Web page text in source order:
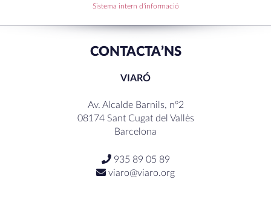
RECENT COMMENTS
Sistema intern d'informació
CONTACTA’NS
VIARÓ
Av. Alcalde Barnils, nº2
08174 Sant Cugat del Vallès
Barcelona
935 89 05 89
viaro@viaro.org